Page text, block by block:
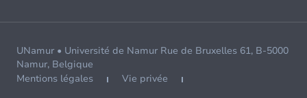
UNamur • Université de Namur Rue de Bruxelles 61, B-5000
Namur, Belgique
Mentions légales
Vie privée